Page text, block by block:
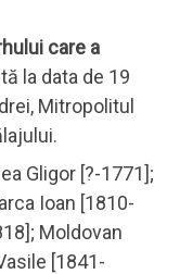
care a
la data de 19
Mitropolitul
Gligor [?-1771];
Ioan [1810-
Moldovan
[1841-